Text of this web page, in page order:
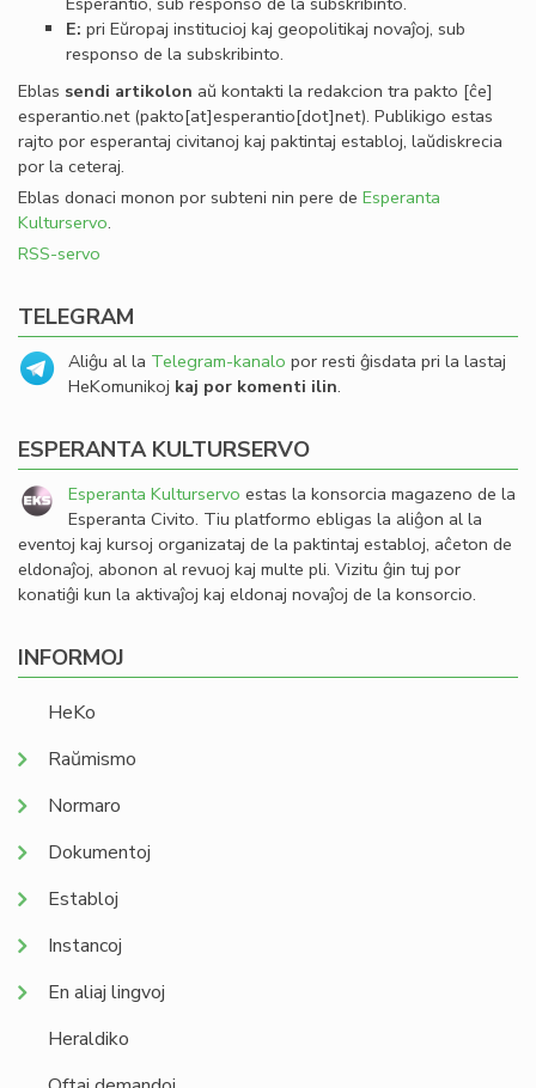
E: pri Eŭropaj institucioj kaj geopolitikaj novaĵoj, sub
responso de la subskribinto.
Eblas sendi artikolon aŭ kontakti la redakcion tra pakto [ĉe]
esperantio.net(pakto[at]esperantio[dot]net). Publikigo estas
rajto por esperantaj civitanoj kaj paktintaj establoj, laŭdiskrecia
por la ceteraj.
Eblas donaci monon por subteni nin pere de Esperanta
Kulturservo.
RSS-servo
TELEGRAM
Aliĝu al la Telegram-kanalo por resti ĝisdata pri la lastaj
HeKomunikoj kaj por komenti ilin.
ESPERANTA KULTURSERVO
Esperanta Kulturservo estas la konsorcia magazeno de la
Esperanta Civito. Tiu platformo ebligas la aliĝon al la
eventoj kaj kursoj organizataj de la paktintaj establoj, aĉeton de
eldonaĵoj, abonon al revuoj kaj multe pli. Vizitu ĝin tuj por
konatiĝi kun la aktivaĵoj kaj eldonaj novaĵoj de la konsorcio.
INFORMOJ
HeKo
Raŭmismo
Normaro
Dokumentoj
Establoj
Instancoj
En aliaj lingvoj
Heraldiko